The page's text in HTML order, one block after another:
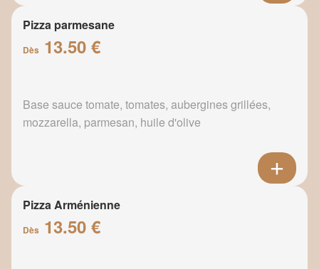
Pizza parmesane
Dès 13.50 €
Base sauce tomate, tomates, aubergines grillées,
mozzarella, parmesan, huile d'olive
Pizza Arménienne
Dès 13.50 €